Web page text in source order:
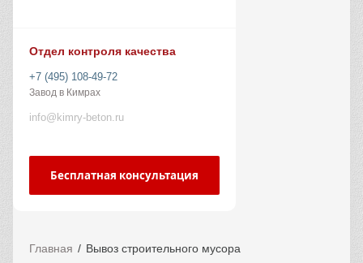
Отдел контроля качества
+7 (495) 108-49-72
Завод в Кимрах
info@kimry-beton.ru
Бесплатная консультация
Главная Вывоз строительного мусора